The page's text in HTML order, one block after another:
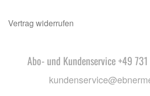
Vertrag widerrufen
Abo- und Kundenservice +49